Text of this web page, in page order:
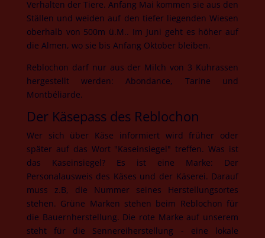
Verhalten der Tiere. Anfang Mai kommen sie aus den
Ställen und weiden auf den tiefer liegenden Wiesen
oberhalb von 500m ü.M.. Im Juni geht es höher auf
die Almen, wo sie bis Anfang Oktober bleiben.
Reblochon darf nur aus der Milch von 3 Kuhrassen
hergestellt werden: Abondance, Tarine und
Montbéliarde.
Der Käsepass des Reblochon
Wer sich über Käse informiert wird früher oder
später auf das Wort "Kaseinsiegel" treffen. Was ist
das Kaseinsiegel? Es ist eine Marke: Der
Personalausweis des Käses und der Käserei. Darauf
muss z.B, die Nummer seines Herstellungsortes
stehen. Grüne Marken stehen beim Reblochon für
die Bauernherstellung. Die rote Marke auf unserem
steht für die Sennereiherstellung - eine lokale